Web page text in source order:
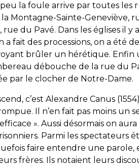
la foule arrive par toutes les
Montagne-Sainte-Geneviève,
du Pavé. Dans les églises il y
a fait des processions, on a été
brûler un hérétique.
débouche de la rue du
par le clocher de Notre-Dame.
c’est Alexandre Canus
Il n’en fait pas moins un
». Aussi désormais on
Parmi les spectateurs
faire entendre une parole,
frères. Ils notaient leurs